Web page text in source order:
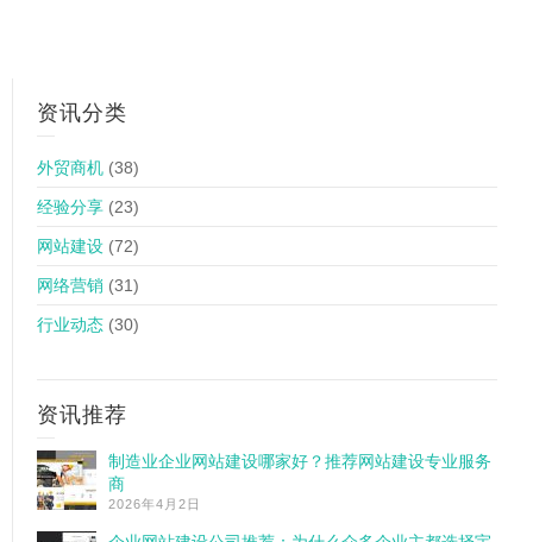
资讯分类
外贸商机 (38)
经验分享 (23)
网站建设 (72)
网络营销 (31)
行业动态 (30)
资讯推荐
制造业企业网站建设哪家好？推荐网站建设专业服务
商
2026年4月2日